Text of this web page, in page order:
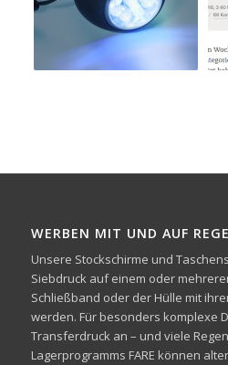
WERBEN MIT UND AUF
Unsere Stockschirme und
Siebdruck auf einem oder
Schließband oder der Hülle mit
werden. Für besonders komplexe
Transferdruck an – und viele
Lagerprogramms FARE können